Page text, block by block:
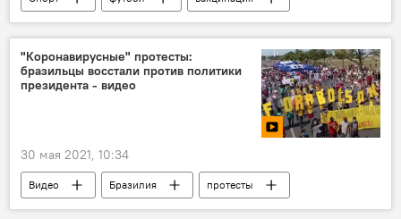
коронавирус
ФК "Истиклол"
"Коронавирусные" протесты:
бразильцы восстали против политики
президента - видео
30 мая 2021, 10:34
Видео Бразилия
протесты
коронавирус
граница